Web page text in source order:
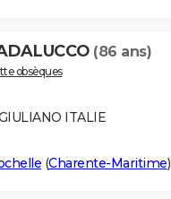
(86 ans)
obsèques
ITALIE
(Charente-Maritime)